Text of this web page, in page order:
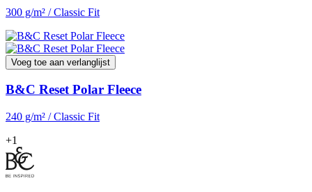
300 g/m² / Classic Fit
Voeg toe aan verlanglijst
B&C Reset Polar Fleece
240 g/m² / Classic Fit
+1